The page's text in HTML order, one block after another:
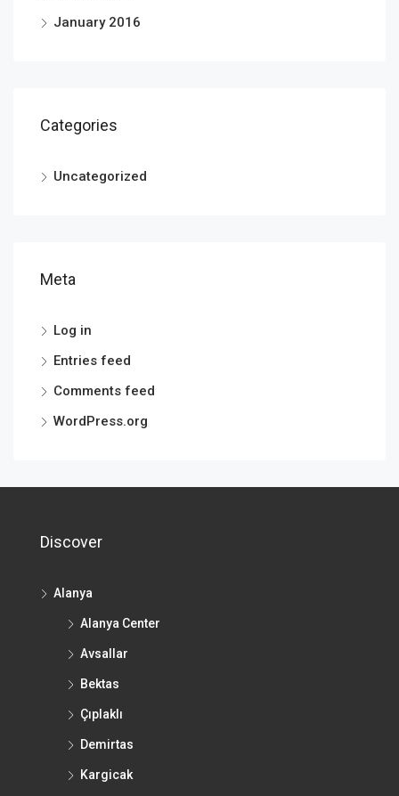
January 2016
Categories
Uncategorized
Meta
Log in
Entries feed
Comments feed
WordPress.org
Discover
Alanya
Alanya Center
Avsallar
Bektas
Çıplaklı
Demirtas
Kargicak